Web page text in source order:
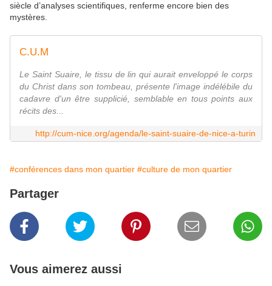
siècle d’analyses scientifiques, renferme encore bien des
mystères.
C.U.M
Le Saint Suaire, le tissu de lin qui aurait enveloppé le corps
du Christ dans son tombeau, présente l'image indélébile du
cadavre d'un être supplicié, semblable en tous points aux
récits des...
http://cum-nice.org/agenda/le-saint-suaire-de-nice-a-turin
#conférences dans mon quartier #culture de mon quartier
Partager
Vous aimerez aussi